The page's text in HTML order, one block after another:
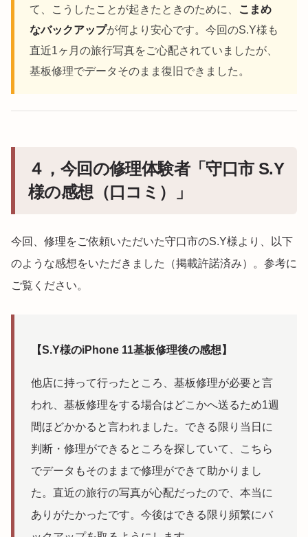
て、こうしたことが起きたときのために、
こまめ
なバックアップが何より安心です。今回のS.Y様も
直近1ヶ月の旅行写真をご心配されていましたが、
基板修理でデータそのまま復旧できました。
４，今回の修理体験者「守口市 S.Y
様の感想（口コミ）」
今回、修理をご依頼いただいた守口市のS.Y様より、以下
のような感想をいただきました（掲載許諾済み）。参考に
ご覧ください。
【S.Y様のiPhone 11基板修理後の感想】
他店に持って行ったところ、基板修理が必要と言
われ、基板修理をする場合はどこかへ送るため1週
間ほどかかると言われました。できる限り当日に
判断・修理ができるところを探していて、こちら
でデータもそのままで修理ができて助かりまし
た。直近の旅行の写真が心配だったので、本当に
ありがたかったです。今後はできる限り頻繁にバ